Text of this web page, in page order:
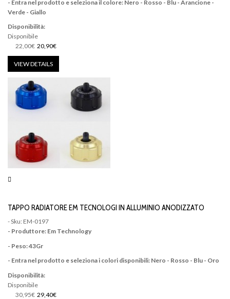
- Entra nel prodotto e seleziona il colore: Nero - Rosso - Blu - Arancione -
Verde - Giallo
Disponibilità:
Disponibile
22,00€ 20,90€
VIEW DETAILS
TAPPO RADIATORE EM TECNOLOGI IN ALLUMINIO ANODIZZATO
- Sku: EM-0197
- Produttore: Em Technology
- Peso: 43Gr
- Entra nel prodotto e seleziona i colori disponibili: Nero - Rosso - Blu - Oro
Disponibilità:
Disponibile
30,95€ 29,40€